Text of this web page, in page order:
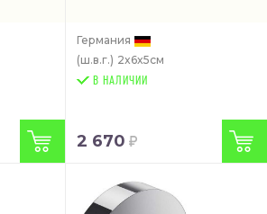
Германия
(ш.в.г.) 2x6x5см
В НАЛИЧИИ
2 670